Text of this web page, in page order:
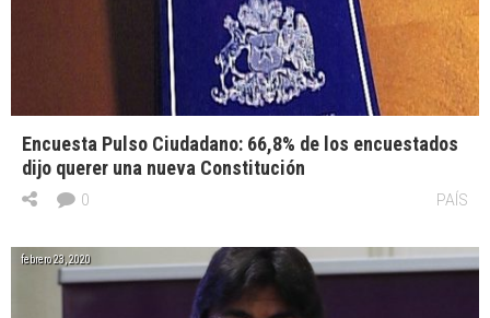
Encuesta Pulso Ciudadano: 66,8% de los encuestados
dijo querer una nueva Constitución
PAÍS
0
febrero 23, 2020